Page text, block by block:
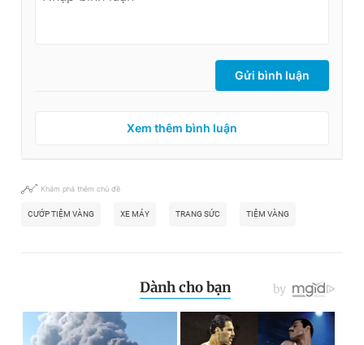
Gửi bình luận
Xem thêm bình luận
Khám phá thêm chủ đề
CƯỚP TIỆM VÀNG XE MÁY TRANG SỨC TIỆM VÀNG